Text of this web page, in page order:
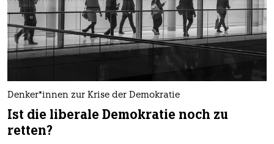
Den­ke­r*in­nen zur Krise der Demokratie
Ist die liberale Demokratie noch zu
retten?